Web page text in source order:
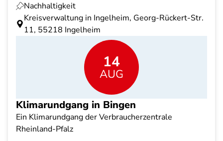
Nachhaltigkeit
Kreisverwaltung in Ingelheim, Georg-Rückert-Str.
11, 55218 Ingelheim
14
AUG
Klimarundgang in Bingen
Ein Klimarundgang der Verbraucherzentrale
Rheinland-Pfalz